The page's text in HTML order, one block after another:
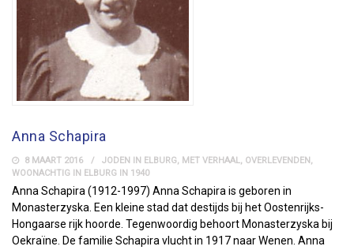
Anna Schapira
8 MAART 2016 JODEN IN ELBURG, MET VERHAAL, OVERLEVENDEN,
WOONACHTIG IN ELBURG IN 1940
Anna Schapira (1912-1997) Anna Schapira is geboren in
Monasterzyska. Een kleine stad dat destijds bij het Oostenrijks-
Hongaarse rijk hoorde. Tegenwoordig behoort Monasterzyska bij
Oekraïne. De familie Schapira vlucht in 1917 naar Wenen. Anna